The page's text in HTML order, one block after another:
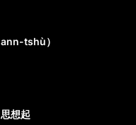
tshù）
想起